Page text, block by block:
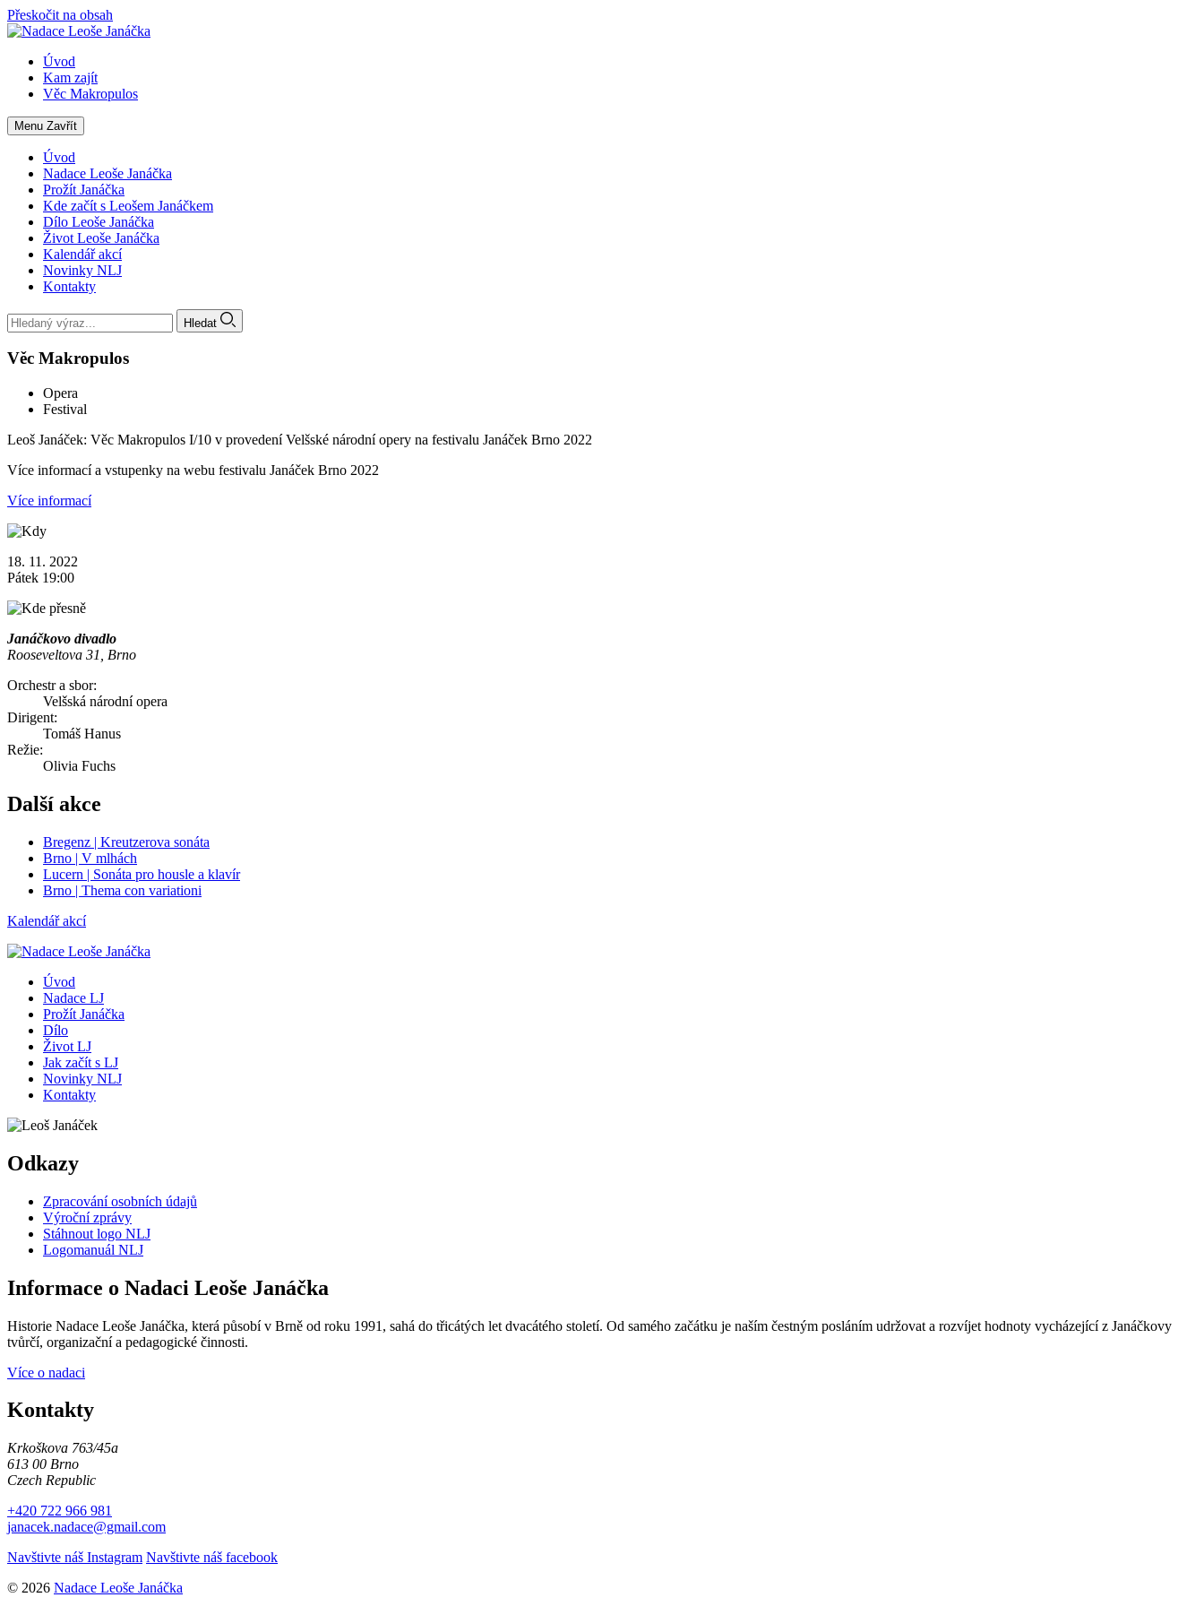
Přeskočit na obsah
Úvod
Kam zajít
Věc Makropulos
Menu Zavřít
Úvod
Nadace Leoše Janáčka
Prožít Janáčka
Kde začít s Leošem Janáčkem
Dílo Leoše Janáčka
Život Leoše Janáčka
Kalendář akcí
Novinky NLJ
Kontakty
Hledat
Věc Makropulos
Opera
Festival
Leoš Janáček: Věc Makropulos I/10 v provedení Velšské národní opery na festivalu Janáček Brno 2022
Více informací a vstupenky na webu festivalu Janáček Brno 2022
Více informací
18. 11. 2022
Pátek 19:00
Janáčkovo divadlo
Rooseveltova 31, Brno
Orchestr a sbor:
Velšská národní opera
Dirigent:
Tomáš Hanus
Režie:
Olivia Fuchs
Další akce
Bregenz | Kreutzerova sonáta
Brno | V mlhách
Lucern | Sonáta pro housle a klavír
Brno | Thema con variationi
Kalendář akcí
Úvod
Nadace LJ
Prožít Janáčka
Dílo
Život LJ
Jak začít s LJ
Novinky NLJ
Kontakty
Odkazy
Zpracování osobních údajů
Výroční zprávy
Stáhnout logo NLJ
Logomanuál NLJ
Informace o Nadaci Leoše Janáčka
Historie Nadace Leoše Janáčka, která působí v Brně od roku 1991, sahá do třicátých let dvacátého století. Od samého začátku je naším čestným posláním udržovat a rozvíjet hodnoty vycházející z Janáčkovy
tvůrčí, organizační a pedagogické činnosti.
Více o nadaci
Kontakty
Krkoškova 763/45a
613 00 Brno
Czech Republic
+420 722 966 981
janacek.nadace@gmail.com
Navštivte náš Instagram Navštivte náš facebook
© 2026 Nadace Leoše Janáčka